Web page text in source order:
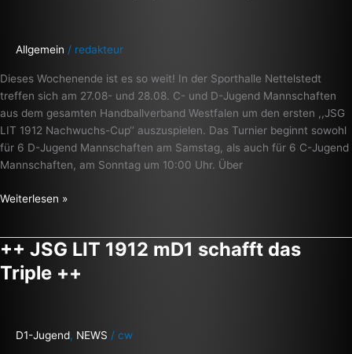
Allgemein / redakteur
Dieses Wochenende ist es so weit! In der Sporthalle Nettelstedt
treffen sich am 27.08- und 28.08. C- und D-Jugend Mannschaften
aus dem gesamten Handballverband Westfalen um den ersten ,,JSG
LIT 1912 Nachwuchs-Cup‘‘ auszuspielen. Das Turnier beginnt sowohl
für 6 D-Jugend Mannschaften am Samstag, als auch für 6 C-Jugend
Mannschaften, am Sonntag um 10:00 Uhr. Über
Weiterlesen »
++ JSG LIT 1912 mD1 schafft das
Triple ++
D1-Jugend, NEWS / cw
++
JSG
LIT
schafft